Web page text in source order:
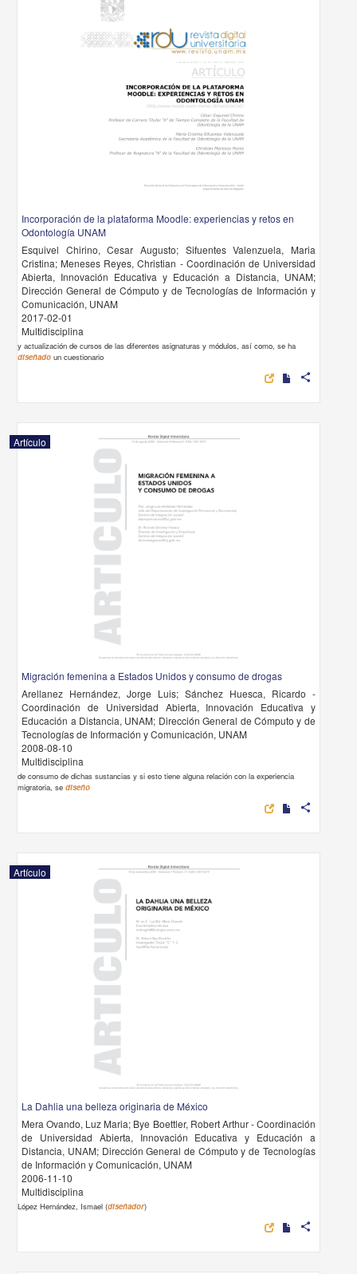
Incorporación de la plataforma Moodle: experiencias y retos en
Odontología UNAM
Esquivel Chirino, Cesar Augusto; Sifuentes Valenzuela, Maria
Cristina; Meneses Reyes, Christian - Coordinación de Universidad
Abierta, Innovación Educativa y Educación a Distancia, UNAM;
Dirección General de Cómputo y de Tecnologías de Información y
Comunicación, UNAM
2017-02-01
Multidisciplina
y actualización de cursos de las diferentes asignaturas y módulos, así como, se ha
diseñado un cuestionario
share
Artículo
Migración femenina a Estados Unidos y consumo de drogas
Arellanez Hernández, Jorge Luis; Sánchez Huesca, Ricardo -
Coordinación de Universidad Abierta, Innovación Educativa y
Educación a Distancia, UNAM; Dirección General de Cómputo y de
Tecnologías de Información y Comunicación, UNAM
2008-08-10
Multidisciplina
de consumo de dichas sustancias y si esto tiene alguna relación con la experiencia
migratoria, sediseño
share
Artículo
La Dahlia una belleza originaria de México
Mera Ovando, Luz Maria; Bye Boettler, Robert Arthur - Coordinación
de Universidad Abierta, Innovación Educativa y Educación a
Distancia, UNAM; Dirección General de Cómputo y de Tecnologías
de Información y Comunicación, UNAM
2006-11-10
Multidisciplina
López Hernández, Ismael (diseñador)
share